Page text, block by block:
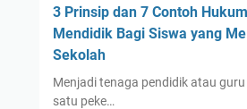
3 Prinsip dan 7 Contoh
Mendidik Bagi Siswa yang
Sekolah
Menjadi tenaga pendidik atau
satu peke…